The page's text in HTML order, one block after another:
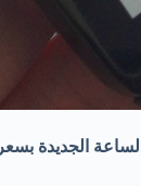
الجديدة بسعر